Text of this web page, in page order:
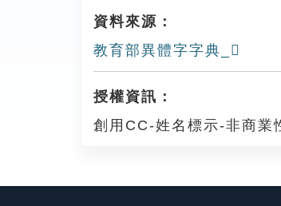
資料來源：
教育部異體字字典_𥙤
授權資訊：
創用CC-姓名標示-非商業